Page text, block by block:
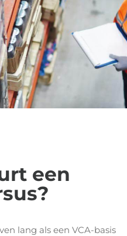
een
lang als een VCA-basis